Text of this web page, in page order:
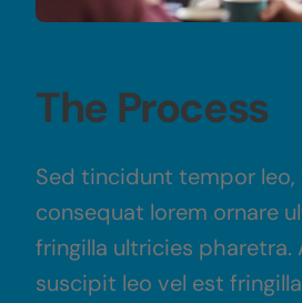
The Process
Sed tincidunt tempor leo,
consequat lorem ornare
fringilla ultricies pharetra.
suscipit leo vel est